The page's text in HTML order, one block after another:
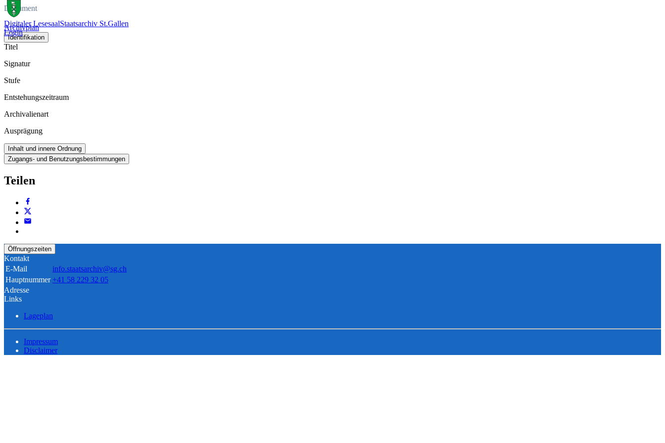
Digitaler LesesaalStaatsarchiv St.Gallen
Login
Dokument
Archivplan
Identifikation
Titel
Signatur
Stufe
Entstehungszeitraum
Archivalienart
Ausprägung
Inhalt und innere Ordnung
Zugangs- und Benutzungsbestimmungen
Teilen
Öffnungszeiten
Kontakt
E-Mail
info.staatsarchiv@sg.ch
Hauptnummer +41 58 229 32 05
Adresse
Links
Lageplan
Impressum
Disclaimer